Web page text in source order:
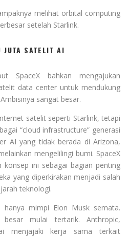
melihat orbital computing
setelah Starlink.
JUTA SATELIT AI
SpaceX bahkan mengajukan
data center untuk mendukung
sangat besar.
satelit seperti Starlink, tetapi
“cloud infrastructure” generasi
AI yang tidak berada di Arizona,
mengelilingi bumi. SpaceX
konsep ini sebagai bagian penting
yang diperkirakan menjadi salah
teknologi.
hanya mimpi Elon Musk semata.
besar mulai tertarik. Anthropic,
menjajaki kerja sama terkait